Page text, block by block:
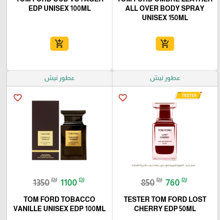
ALL OVER BODY SPRAY
UNISEX 150ML
add_shopping_cart
EDP UNISEX 100ML
add_shopping_cart
عطور نيش
favorite_border
850₪ 760 ₪
TESTER TOM FORD LOST
CHERRY EDP 50ML
عطور نيش
favorite_border
1350₪ 1100 ₪
TOM FORD TOBACCO
VANILLE UNISEX EDP 100ML